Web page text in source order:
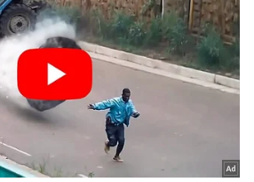
India News) ಮತ್ತು ಜಗತ್ತಿನ
(Kannada News)
ಸುವರ್ಣ ನ್ಯೂಸ್‌ ಫಾಲೋ
(
Latest Kannada News ),
ನೇರ ಪ್ರಸಾರಗಳೊಂದಿಗೆ
live) ಸಂಪೂರ್ಣ ಮಾಹಿತಿ ಒಂದೇ
ಸುವರ್ಣ ನ್ಯೂಸ್ ಅಧಿಕೃತ
ಹಾಗು ಎಲ್ಲಾ ಅಪ್‌ಡೇಟ್